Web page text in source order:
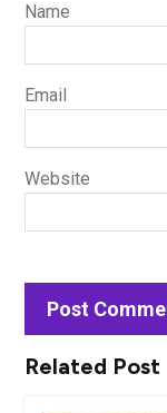
Name
Email
Website
Related Post